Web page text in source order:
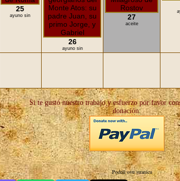
25
ayuno sin
26
ayuno sin
27
aceite
Si te gustó nuestro trabajo y esfuerzo por favor
donación:
Podeli ovu stranicu